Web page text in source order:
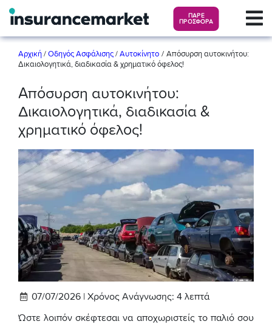
ΠΑΡΕ
ΠΡΟΣΦΟΡΑ
Αρχική / Οδηγός Ασφάλισης / Αυτοκίνητο / Απόσυρση αυτοκινήτου:
Δικαιολογητικά, διαδικασία & χρηματικό όφελος!
Απόσυρση αυτοκινήτου:
Δικαιολογητικά, διαδικασία &
χρηματικό όφελος!
07/07/2026 | Χρόνος Ανάγνωσης: 4 λεπτά
Ώστε λοιπόν σκέφτεσαι να αποχωριστείς το παλιό σου